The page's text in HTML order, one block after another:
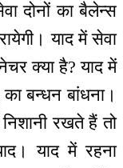
दोनों का बैलेन्स
याद में सेवा
क्या है? याद में
बन्धन बांधना।
रखते हैं तो
याद में रहना